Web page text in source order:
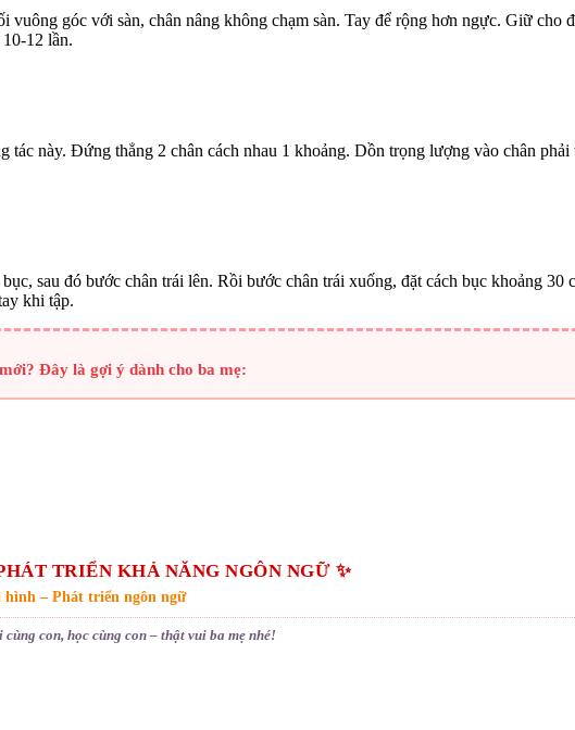
vuông góc với sàn, chân nâng không chạm sàn. Tay để rộng hơn ngực. Giữ
12 lần.
tác này. Đứng thẳng 2 chân cách nhau 1 khoảng. Dồn trọng lượng vào chân
sau đó bước chân trái lên. Rồi bước chân trái xuống, đặt cách bục khoảng
khi tập.
Đây là gợi ý dành cho ba mẹ:
TRIỂN KHẢ NĂNG NGÔN NGỮ ✨
hình – Phát triển ngôn ngữ
cùng con, học cùng con – thật vui ba mẹ nhé!